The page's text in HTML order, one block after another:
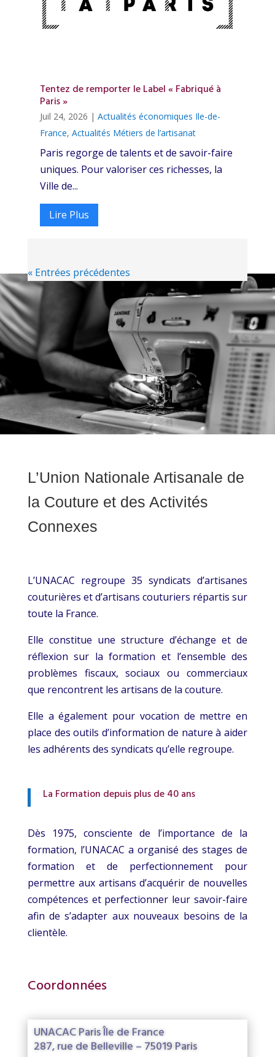
Tentez de remporter le Label « Fabriqué à
Paris »
Juil 24, 2026 | Actualités économiques Ile-de-
France, Actualités Métiers de l’artisanat
Paris regorge de talents et de savoir-faire
uniques. Pour valoriser ces richesses, la
Ville de...
Lire Plus
« Entrées précédentes
L’Union Nationale Artisanale de
la Couture et des Activités
Connexes
L’UNACAC regroupe 35 syndicats d’artisanes
couturières et d’artisans couturiers répartis sur
toute la France.
Elle constitue une structure d’échange et de
réflexion sur la formation et l’ensemble des
problèmes fiscaux, sociaux ou commerciaux
que rencontrent les artisans de la couture.
Elle a également pour vocation de mettre en
place des outils d’information de nature à aider
les adhérents des syndicats qu’elle regroupe.
La Formation depuis plus de 40 ans
Dès 1975, consciente de l’importance de la
formation, l’UNACAC a organisé des stages de
formation et de perfectionnement pour
permettre aux artisans d’acquérir de nouvelles
compétences et perfectionner leur savoir-faire
afin de s’adapter aux nouveaux besoins de la
clientèle.
Coordonnées
UNACAC Paris Île de France
287, rue de Belleville – 75019 Paris